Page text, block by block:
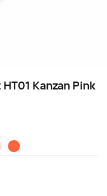
Kanzan Pink